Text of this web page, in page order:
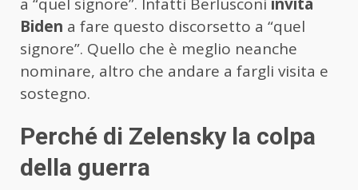
Biden a fare questo discorsetto a “quel
signore”. Quello che è meglio neanche
nominare, altro che andare a fargli visita e
sostegno.
Perché di Zelensky la colpa
della guerra